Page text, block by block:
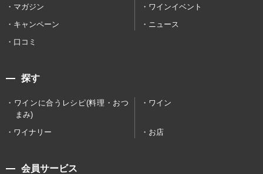
マガジン
ワインイベント
キャンペーン
ニュース
口コミ
探す
ワインに合うレシピ(料理・おつ
まみ)
ワイン
ワイナリー お店
会員サービス